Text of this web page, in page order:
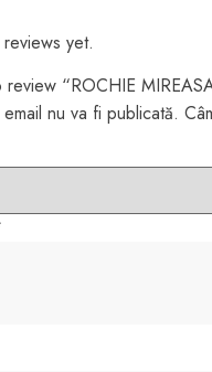
yet.
“ROCHIE
nu va fi publicată.